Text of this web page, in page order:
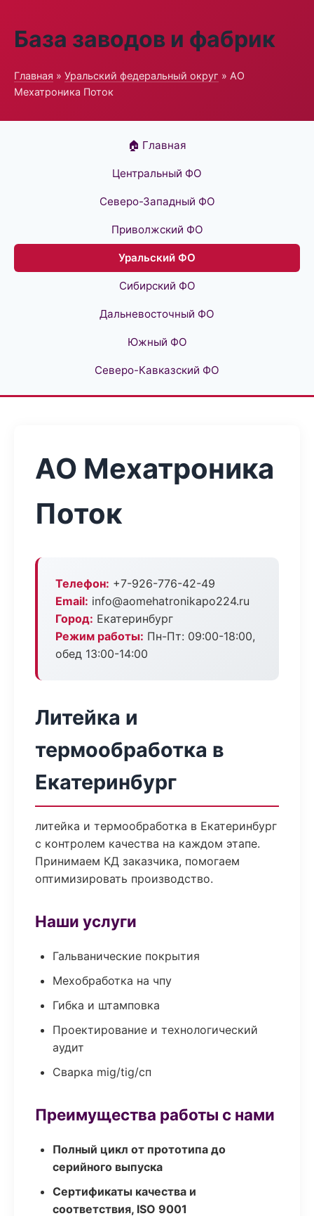
База заводов и фабрик
Главная » Уральский федеральный округ » АО
Мехатроника Поток
🏠 Главная
Центральный ФО
Северо-Западный ФО
Приволжский ФО
Уральский ФО
Сибирский ФО
Дальневосточный ФО
Южный ФО
Северо-Кавказский ФО
АО Мехатроника
Поток
Телефон: +7-926-776-42-49
Email: info@aomehatronikapo224.ru
Город: Екатеринбург
Режим работы: Пн-Пт: 09:00-18:00,
обед 13:00-14:00
Литейка и
термообработка в
Екатеринбург
литейка и термообработка в Екатеринбург
с контролем качества на каждом этапе.
Принимаем КД заказчика, помогаем
оптимизировать производство.
Наши услуги
Гальванические покрытия
Мехобработка на чпу
Гибка и штамповка
Проектирование и технологический
аудит
Сварка mig/tig/сп
Преимущества работы с нами
Полный цикл от прототипа до
серийного выпуска
Сертификаты качества и
соответствия, ISO 9001